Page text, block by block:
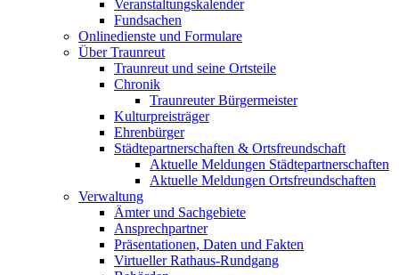
Veranstaltungskalender
Fundsachen
Onlinedienste und Formulare
Über Traunreut
Traunreut und seine Ortsteile
Chronik
Traunreuter Bürgermeister
Kulturpreisträger
Ehrenbürger
Städtepartnerschaften & Ortsfreundschaft
Aktuelle Meldungen Städtepartnerschaften
Aktuelle Meldungen Ortsfreundschaften
Verwaltung
Ämter und Sachgebiete
Ansprechpartner
Präsentationen, Daten und Fakten
Virtueller Rathaus-Rundgang